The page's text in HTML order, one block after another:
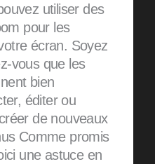
utiliser des
pour les
écran. Soyez
vous que les
bien
éditer ou
de nouveaux
Comme promis
une astuce en